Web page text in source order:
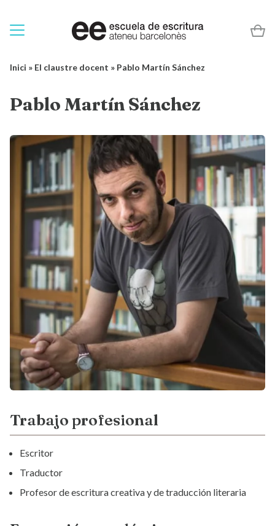
Inici » El claustre docent » Pablo Martín Sánchez
Pablo Martín Sánchez
Trabajo profesional
Escritor
Traductor
Profesor de escritura creativa y de traducción literaria